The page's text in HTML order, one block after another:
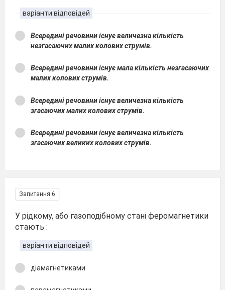
варіанти відповідей
Всередині речовини існує величезна кількість
незгасаючих малих колових струмів.
Всередині речовини існує мала кількість незгасаючих
малих колових струмів.
Всередині речовини існує величезна кількість
згасаючих малих колових струмів.
Всередині речовини існує величезна кількість
згасаючих великих колових струмів.
Запитання 6
У рідкому, або газоподібному стані феромагнетики
стають :
варіанти відповідей
діамагнетиками